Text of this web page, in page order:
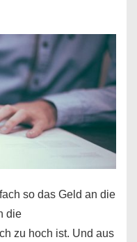
so das Geld an die
die
zu hoch ist. Und aus